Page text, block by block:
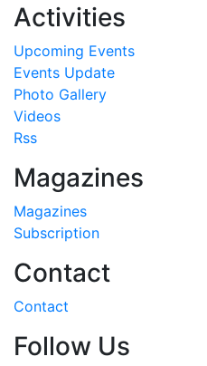
Activities
Upcoming Events
Events Update
Photo Gallery
Videos
Rss
Magazines
Magazines
Subscription
Contact
Contact
Follow Us